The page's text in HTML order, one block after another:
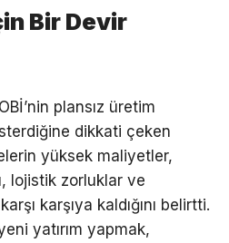
Bir Devir
plansız üretim
dikkati çeken
yüksek maliyetler,
lojistik zorluklar ve
karşıya kaldığını belirtti.
yatırım yapmak,